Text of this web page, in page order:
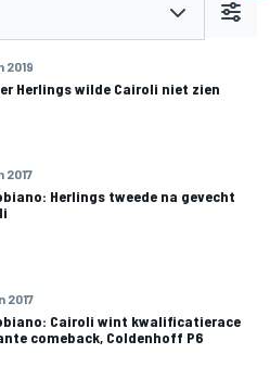
2019
Herlings wilde Cairoli niet zien
2017
Herlings tweede na gevecht
2017
Cairoli wint kwalificatierace
comeback, Coldenhoff P6